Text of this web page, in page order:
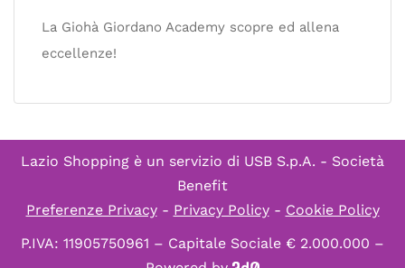
La Giohà Giordano Academy scopre ed allena
eccellenze!
Lazio Shopping è un servizio di USB S.p.A. - Società
Benefit
Preferenze Privacy- Privacy Policy- Cookie Policy
P.IVA: 11905750961 – Capitale Sociale € 2.000.000 –